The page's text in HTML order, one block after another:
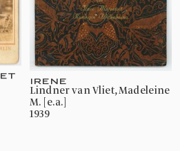
IRENE
Lindner van Vliet, Madeleine
M. [e.a.]
1939